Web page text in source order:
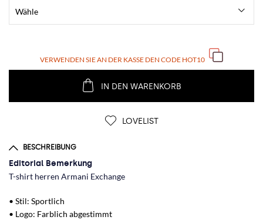
VERWENDEN SIE AN DER KASSE DEN CODE HOT10
IN DEN WARENKORB
LOVELIST
BESCHREIBUNG
Editorial Bemerkung
T-shirt herren Armani Exchange
• Stil: Sportlich
• Logo: Farblich abgestimmt